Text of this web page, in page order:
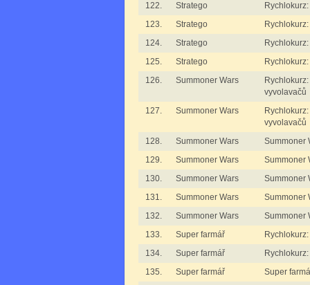
122.
Stratego
123.
Stratego
124.
Stratego
125.
Stratego
126.
Summoner Wars
vyvolavačů
127.
Summoner Wars
vyvolavačů
128.
Summoner Wars
Summoner
129.
Summoner Wars
Summoner
130.
Summoner Wars
Summoner
131.
Summoner Wars
Summoner
132.
Summoner Wars
Summoner
133.
Super farmář
134.
Super farmář
135.
Super farmář
Super